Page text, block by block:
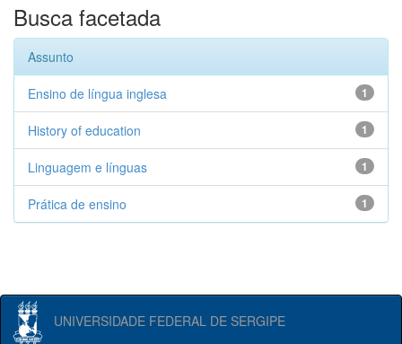
Busca facetada
Assunto
1
Ensino de língua inglesa
1
History of education
1
Linguagem e línguas
1
Prática de ensino
UNIVERSIDADE FEDERAL DE SERGIPE